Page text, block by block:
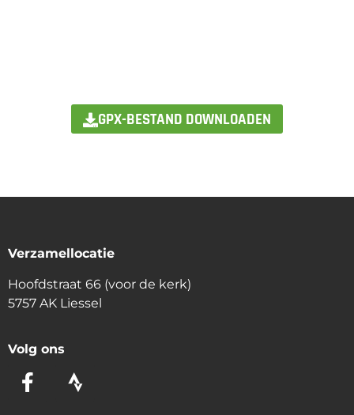
GPX-BESTAND DOWNLOADEN
Verzamellocatie
Hoofdstraat 66 (voor de kerk)
5757 AK Liessel
Volg ons